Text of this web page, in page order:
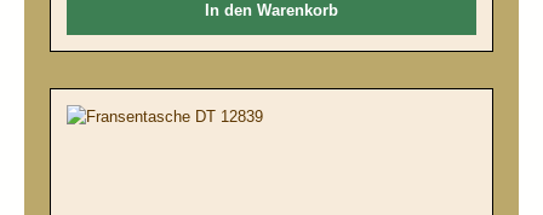
In den Warenkorb